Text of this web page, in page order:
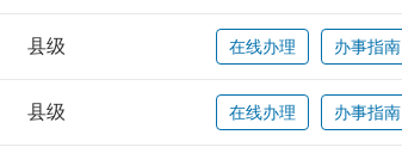
县级 在线办理 办事指南
县级 在线办理 办事指南